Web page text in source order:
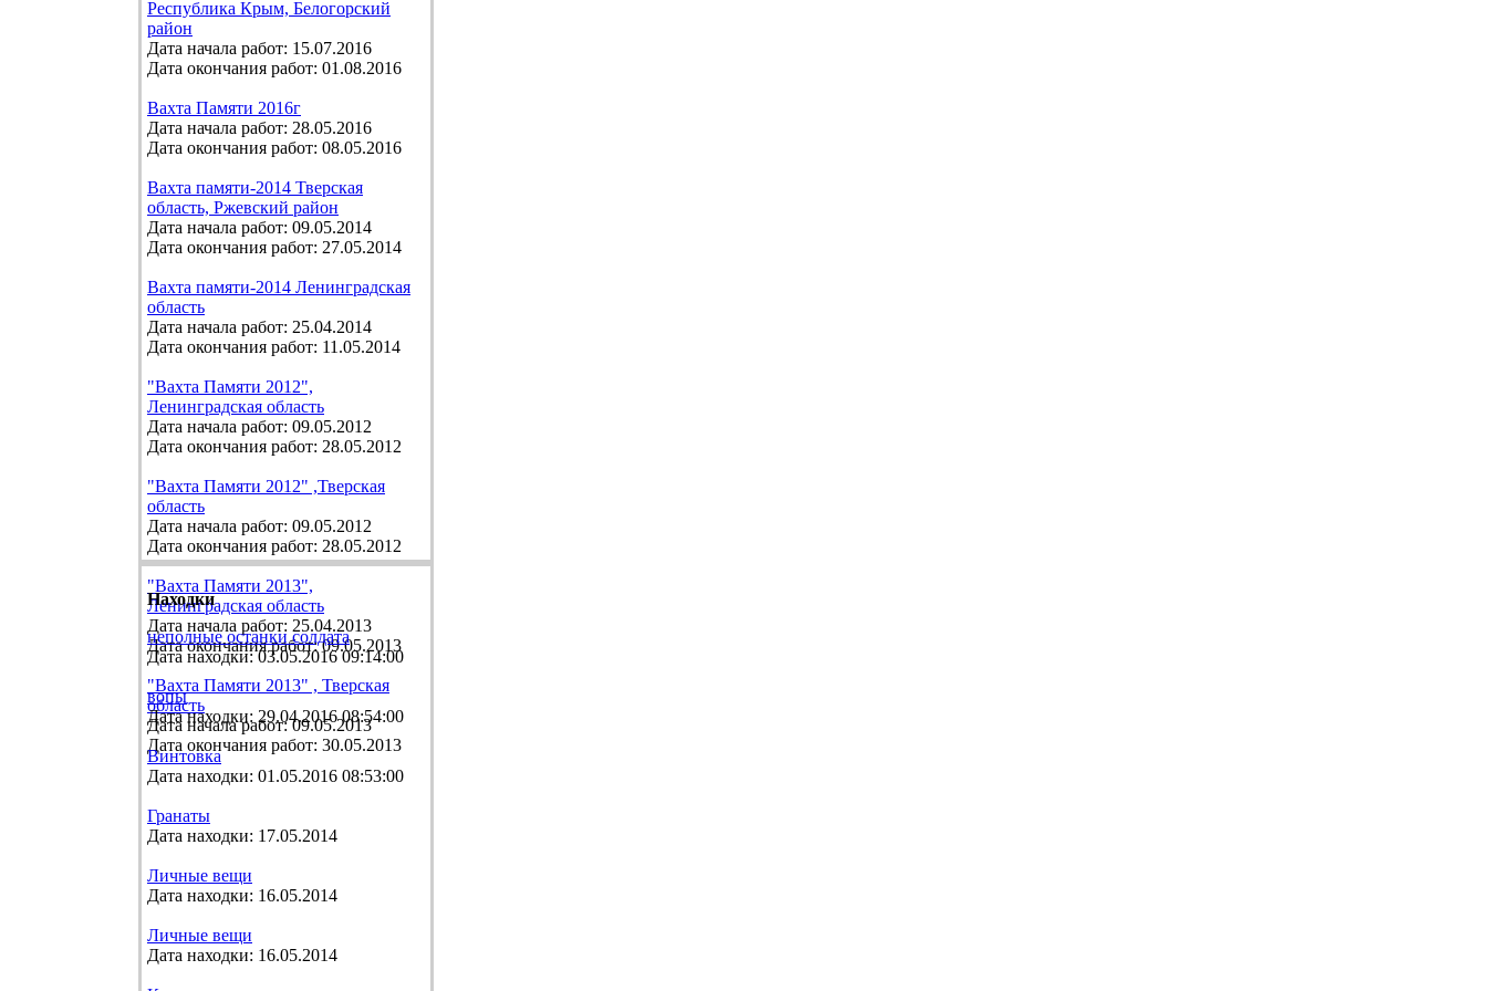
Республика Крым, Белогорский
район
Дата начала работ: 15.07.2016
Дата окончания работ: 01.08.2016
Вахта Памяти 2016г
Дата начала работ: 28.05.2016
Дата окончания работ: 08.05.2016
Вахта памяти-2014 Тверская
область, Ржевский район
Дата начала работ: 09.05.2014
Дата окончания работ: 27.05.2014
Вахта памяти-2014 Ленинградская
область
Дата начала работ: 25.04.2014
Дата окончания работ: 11.05.2014
"Вахта Памяти 2012",
Ленинградская область
Дата начала работ: 09.05.2012
Дата окончания работ: 28.05.2012
"Вахта Памяти 2012" ,Тверская
область
Дата начала работ: 09.05.2012
Дата окончания работ: 28.05.2012
"Вахта Памяти 2013",
Ленинградская область
Дата начала работ: 25.04.2013
Дата окончания работ: 09.05.2013
"Вахта Памяти 2013" , Тверская
область
Дата начала работ: 09.05.2013
Дата окончания работ: 30.05.2013
Находки
неполные останки солдата
Дата находки: 03.05.2016 09:14:00
вопы
Дата находки: 29.04.2016 08:54:00
Винтовка
Дата находки: 01.05.2016 08:53:00
Гранаты
Дата находки: 17.05.2014
Личные вещи
Дата находки: 16.05.2014
Личные вещи
Дата находки: 16.05.2014